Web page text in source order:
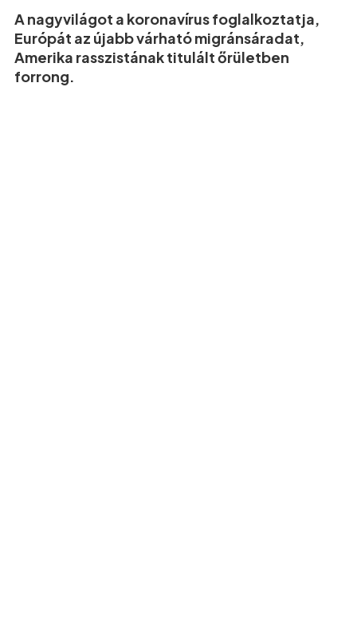
A nagyvilágot a koronavírus foglalkoztatja,
Európát az újabb várható migránsáradat,
Amerika rasszistának titulált őrületben
forrong.